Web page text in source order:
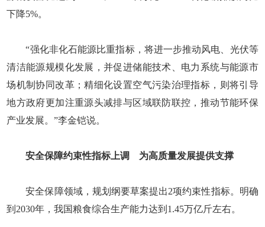
下降5%。
“强化非化石能源比重指标，将进一步推动风电、光伏等
清洁能源规模化发展，并促进储能技术、电力系统与能源市
场机制协同改革；精细化设置空气污染治理指标，则将引导
地方政府更加注重源头减排与区域联防联控，推动节能环保
产业发展。”李金铠说。
安全保障约束性指标上调 为高质量发展提供支撑
安全保障领域，规划纲要草案提出2项约束性指标。明确
到2030年，我国粮食综合生产能力达到1.45万亿斤左右。